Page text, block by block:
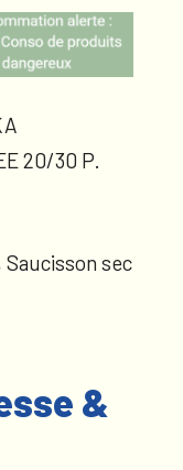
20/30 P.
Saucisson sec
&